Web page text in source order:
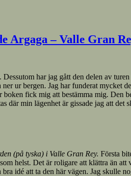
Argaga – Valle Gran
har jag gått den delen av
ur bergen. Jag har funderat mycket
fick mig att bestämma mig. Den
min lägenhet är gissade jag att
(på tyska) i Valle Gran Rey. Första
helst. Det är roligare att klättra än
idé att ta den här vägen. Jag skulle